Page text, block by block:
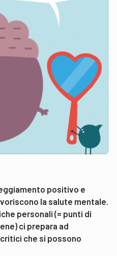
positivo e
la salute mentale.
personali (= punti di
ci prepara ad
che si possono